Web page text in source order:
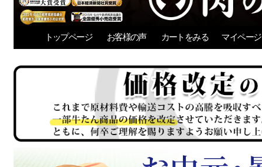
トップページ お客様の声 カートをみる マイページ